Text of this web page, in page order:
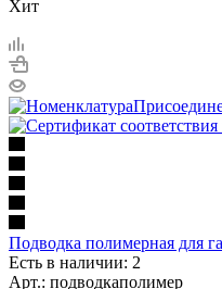
Хит
Подводка полимерная для
Есть в наличии: 2
Арт.: подводкаполимер